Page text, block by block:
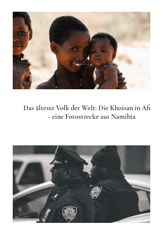
Das älteste Volk der Welt: Die Khoisan in Afrika
- eine Fotostrecke aus Namibia